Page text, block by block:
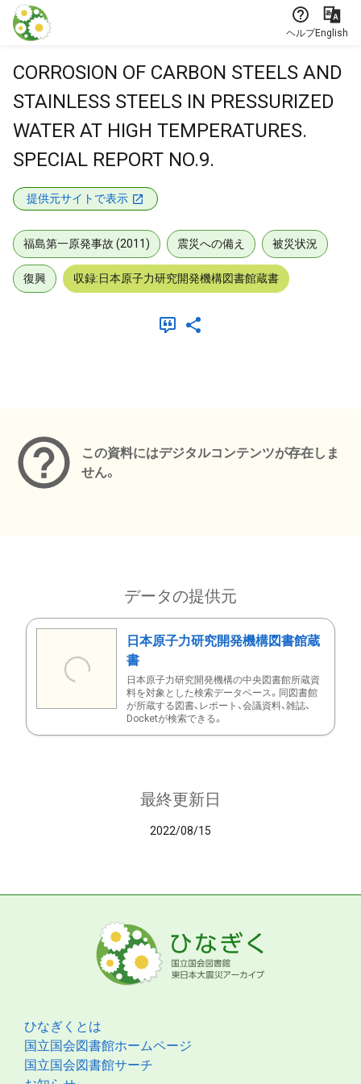
本文に飛ぶ
ヘルプEnglish
CORROSION OF CARBON STEELS AND
STAINLESS STEELS IN PRESSURIZED
WATER AT HIGH TEMPERATURES.
SPECIAL REPORT NO.9.
提供元サイトで表示
福島第一原発事故 (2011) 震災への備え 被災状況
復興 収録:日本原子力研究開発機構図書館蔵書
この資料にはデジタルコンテンツが存在しま
せん。
データの提供元
日本原子力研究開発機構図書館蔵
書
日本原子力研究開発機構の中央図書館所蔵資
料を対象とした検索データベース。同図書館
が所蔵する図書、レポート、会議資料、雑誌、
Docketが検索できる。
最終更新日
2022/08/15
ひなぎくとは
国立国会図書館ホームページ
国立国会図書館サーチ